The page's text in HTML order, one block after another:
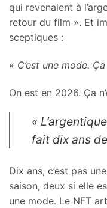
qui revenaient à
retour du film ». Et
sceptiques :
« C’est une mode.
On est en 2026. Ça
«
fait dix ans
Dix ans, c’est pas
saison, deux si elle
une mode. Le NFT